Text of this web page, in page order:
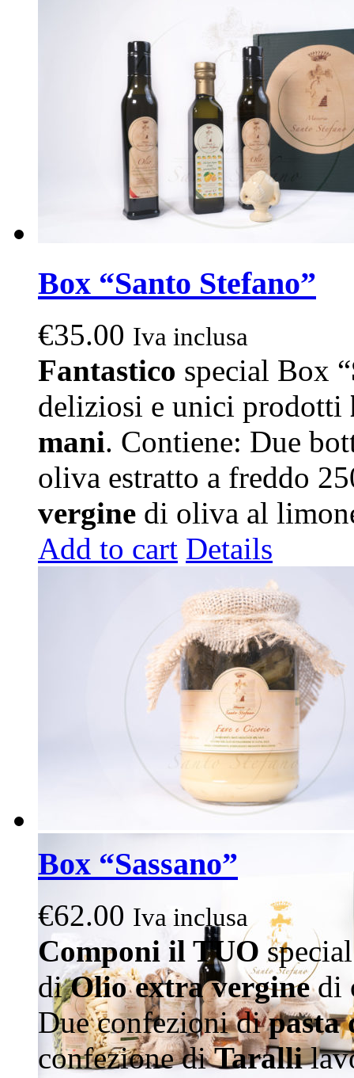
be
chosen
on
the
product
page
Box “Santo Stefano”
€35.00 Iva inclusa
Fantastico special Box “
deliziosi e unici prodotti
mani. Contiene: Due
oliva estratto a freddo
vergine di oliva al
Add to cart Details
Box “Sassano”
€62.00 Iva inclusa
Componi il TUO
diOlio extra verginedi
Due confezioni dipasta
confezione diTaralli